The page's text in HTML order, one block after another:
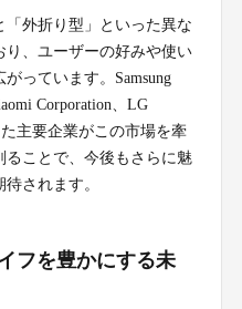
「外折り型」といった異な
り、ユーザーの好みや使い
っています。Samsung
Corporation、LG
主要企業がこの市場を牽
ることで、今後もさらに魅
されます。
フを豊かにする未